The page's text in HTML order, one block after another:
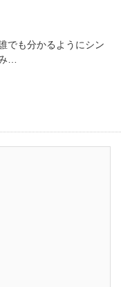
でも分かるようにシン
…